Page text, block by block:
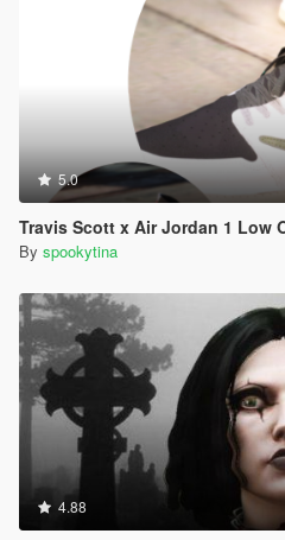
5.0
Travis Scott x Air Jordan 1 Low OG
By spookytina
4.88